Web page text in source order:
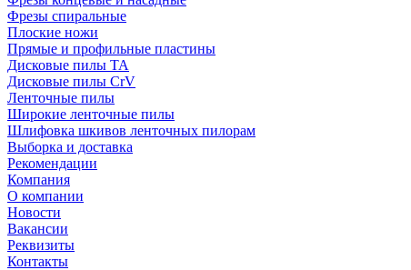
Фрезы спиральные
Плоские ножи
Прямые и профильные пластины
Дисковые пилы TA
Дисковые пилы CrV
Ленточные пилы
Широкие ленточные пилы
Шлифовка шкивов ленточных пилорам
Выборка и доставка
Рекомендации
Компания
О компании
Новости
Вакансии
Реквизиты
Контакты